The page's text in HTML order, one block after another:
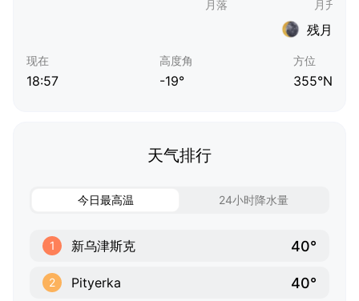
残月
现在
18:57
高度角
-19°
方位
355°N
天气排行
今日最高温 24小时降水量
1 新乌津斯克 40°
2 Pityerka 40°